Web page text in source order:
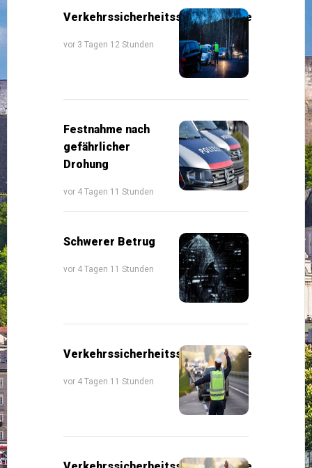
Verkehrssicherheitsschwerpunkte
vor 3 Tagen 12 Stunden
Festnahme nach
gefährlicher
Drohung
vor 4 Tagen 11 Stunden
Schwerer Betrug
vor 4 Tagen 11 Stunden
Verkehrssicherheitsschwerpunkte
vor 4 Tagen 11 Stunden